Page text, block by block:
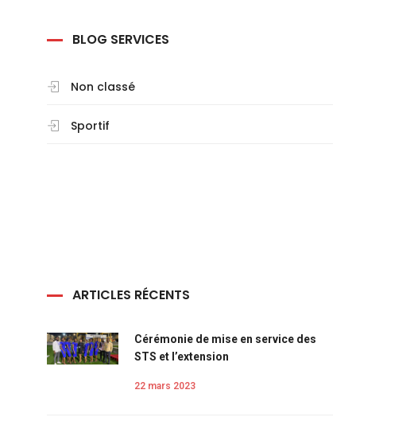
BLOG SERVICES
Non classé
Sportif
ARTICLES RÉCENTS
Cérémonie de mise en service des
STS et l’extension
22 mars 2023